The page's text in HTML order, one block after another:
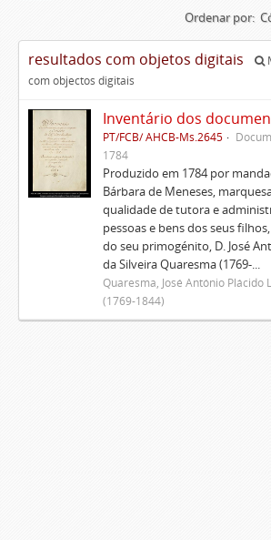
Ordenar por:
resultados com objetos digitais
com objectos digitais
PT/FCB/ AHCB-Ms.2645
1784
Produzido em 1784 por
Bárbara de Meneses,
qualidade de tutora e
pessoas e bens dos seus
do seu primogénito, D. José
da Silveira Quaresma (1769-...
Quaresma, José António Plácido
(1769-1844)